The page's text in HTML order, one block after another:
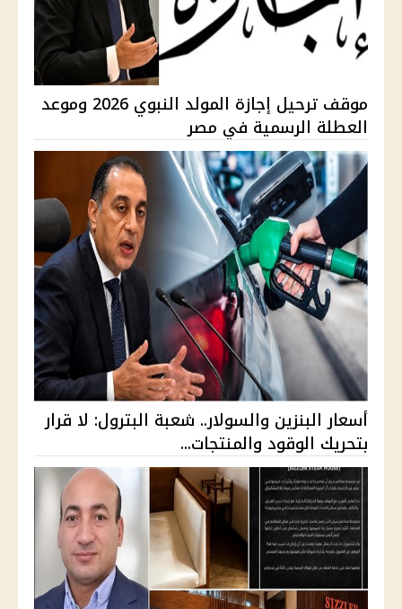
موقف ترحيل إجازة المولد النبوي 2026 وموعد
العطلة الرسمية في مصر
أسعار البنزين والسولار.. شعبة البترول: لا قرار
بتحريك الوقود والمنتجات...